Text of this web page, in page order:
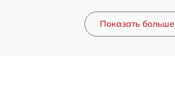
Показать больше